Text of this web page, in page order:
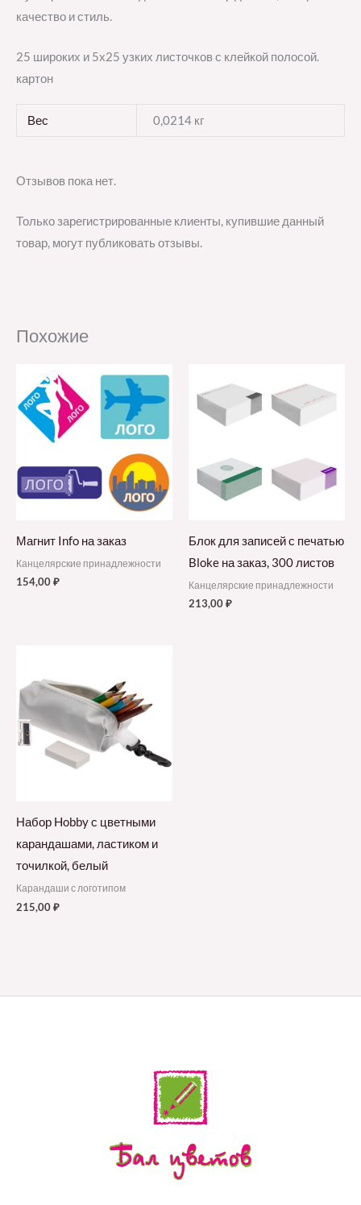
качество и стиль.
25 широких и 5х25 узких листочков с клейкой полосой.
картон
Вес 0,0214 кг
Отзывов пока нет.
Только зарегистрированные клиенты, купившие данный
товар, могут публиковать отзывы.
Похожие
Магнит Info на заказ
Канцелярские принадлежности
154,00₽
Блок для записей с печатью
Bloke на заказ, 300 листов
Канцелярские принадлежности
213,00₽
Набор Hobby с цветными
карандашами, ластиком и
точилкой, белый
Карандаши с логотипом
215,00₽